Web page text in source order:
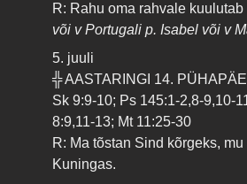
R: Rahu oma rahvale kuulutab
või v Portugali p. Isabel või v
5. juuli
╬ AASTARINGI 14.
Sk 9:9-10; Ps 145:1-2,8-9,10-
8:9,11-13; Mt 11:25-30
R: Ma tõstan Sind kõrgeks,
Kuningas.